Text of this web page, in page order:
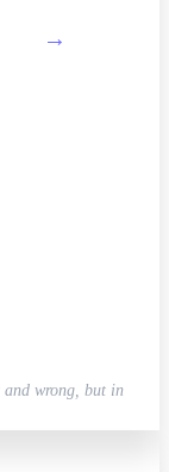
→
and wrong, but in